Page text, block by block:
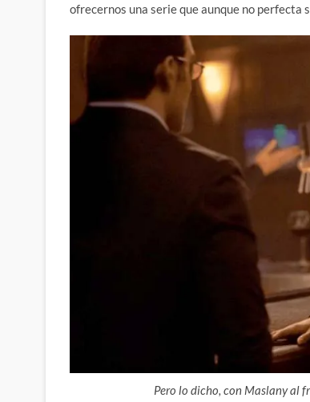
ofrecernos una serie que aunque no perfecta
Pero lo dicho, con Maslany al